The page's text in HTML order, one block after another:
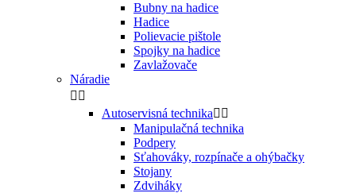
Bubny na hadice
Hadice
Polievacie pištole
Spojky na hadice
Zavlažovače
Náradie
 
Autoservisná technika 
Manipulačná technika
Podpery
Sťahováky, rozpínače a ohýbačky
Stojany
Zdviháky